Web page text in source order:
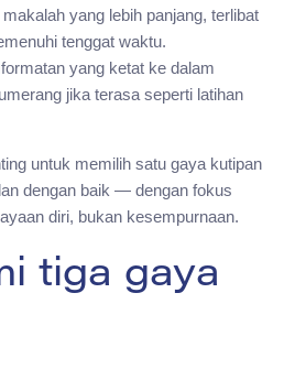
yang lebih panjang, terlibat
tenggat waktu.
yang ketat ke dalam
jika terasa seperti latihan
untuk memilih satu gaya kutipan
dengan baik — dengan fokus
diri, bukan kesempurnaan.
tiga gaya